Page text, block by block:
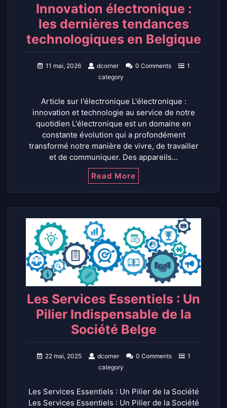
Innovation électronique :
les dernières tendances
technologiques en Belgique
11 mai, 2026 dcorner 0 Comments
1
category
Article sur l'électronique L'électronique :
innovation et technologie au service de notre
quotidien L'électronique est un domaine en
constante évolution qui a profondément
transformé notre manière de vivre, de travailler
et de communiquer. Des appareils…
Read More
Les Services Essentiels : Un
Pilier Indispensable de la
Société Belge
22 mai, 2025 dcorner 0 Comments
1
category
Les Services Essentiels : Un Pilier de la Société
Les Services Essentiels : Un Pilier de la Société